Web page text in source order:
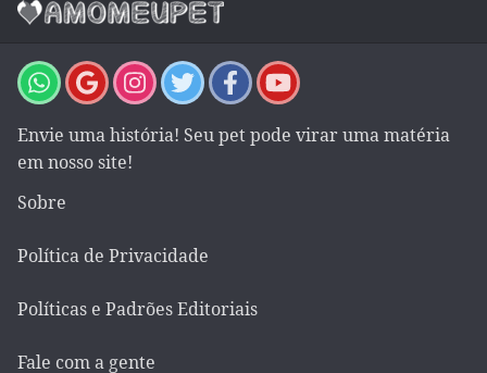
Envie uma história! Seu pet pode virar uma matéria
em nosso site!
Sobre
Política de Privacidade
Políticas e Padrões Editoriais
Fale com a gente